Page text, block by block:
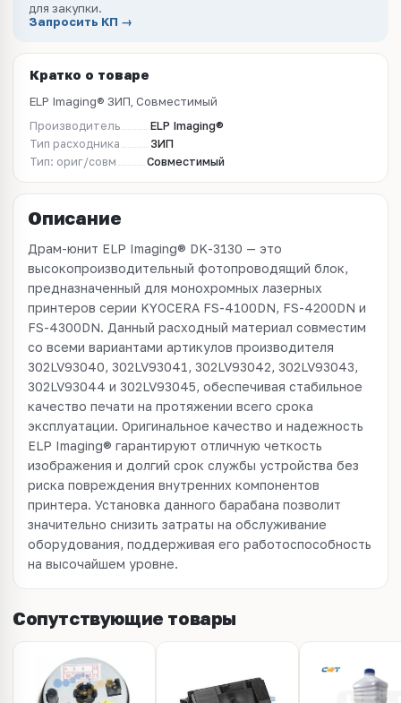
для закупки.
Запросить КП →
Кратко о товаре
ELP Imaging® ЗИП, Совместимый
Производитель
ELP Imaging®
Тип расходника
ЗИП
Тип: ориг/совм
Совместимый
Описание
Драм-юнит ELP Imaging® DK-3130 — это
высокопроизводительный фотопроводящий блок,
предназначенный для монохромных лазерных
принтеров серии KYOCERA FS-4100DN, FS-4200DN и
FS-4300DN. Данный расходный материал совместим
со всеми вариантами артикулов производителя
302LV93040, 302LV93041, 302LV93042, 302LV93043,
302LV93044 и 302LV93045, обеспечивая стабильное
качество печати на протяжении всего срока
эксплуатации. Оригинальное качество и надежность
ELP Imaging® гарантируют отличную четкость
изображения и долгий срок службы устройства без
риска повреждения внутренних компонентов
принтера. Установка данного барабана позволит
значительно снизить затраты на обслуживание
оборудования, поддерживая его работоспособность
на высочайшем уровне.
Сопутствующие товары